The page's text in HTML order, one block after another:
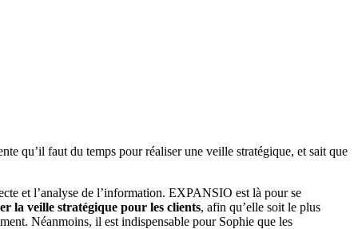
qu’il faut du temps pour réaliser une veille stratégique, et sait que
et l’analyse de l’information. EXPANSIO est là pour se
la veille stratégique pour les clients, afin qu’elle soit le plus
Néanmoins, il est indispensable pour Sophie que les